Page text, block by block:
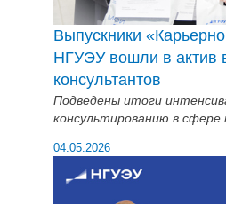
Выпускники
НГУЭУ вошли в актив
консультантов
Подведены итоги
консультированию в
04.05.2026